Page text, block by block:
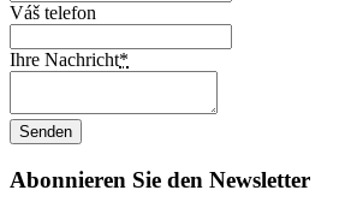
Váš telefon
Ihre Nachricht*
Abonnieren Sie den Newsletter